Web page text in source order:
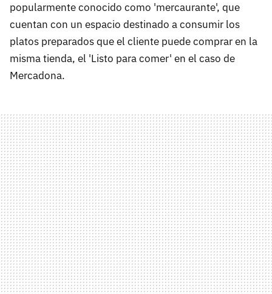
popularmente conocido como 'mercaurante', que
cuentan con un espacio destinado a consumir los
platos preparados que el cliente puede comprar en la
misma tienda, el 'Listo para comer' en el caso de
Mercadona.